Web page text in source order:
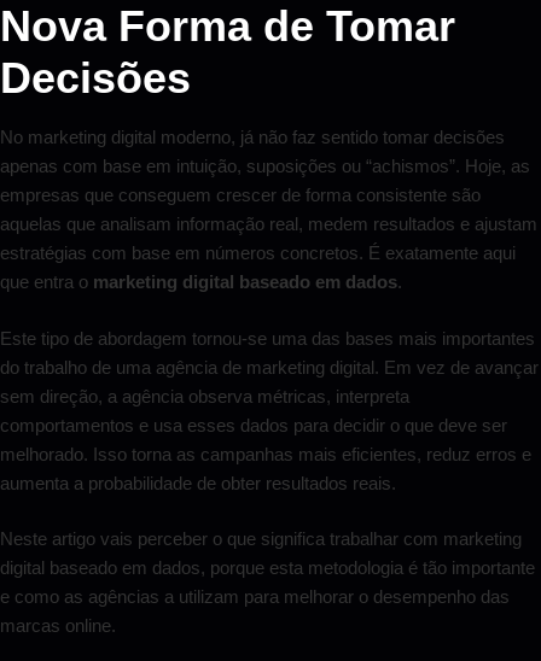
Nova Forma de Tomar
Decisões
No marketing digital moderno, já não faz sentido tomar decisões
apenas com base em intuição, suposições ou “achismos”. Hoje, as
empresas que conseguem crescer de forma consistente são
aquelas que analisam informação real, medem resultados e ajustam
estratégias com base em números concretos. É exatamente aqui
que entra o marketing digital baseado em dados.
Este tipo de abordagem tornou-se uma das bases mais importantes
do trabalho de uma agência de marketing digital. Em vez de avançar
sem direção, a agência observa métricas, interpreta
comportamentos e usa esses dados para decidir o que deve ser
melhorado. Isso torna as campanhas mais eficientes, reduz erros e
aumenta a probabilidade de obter resultados reais.
Neste artigo vais perceber o que significa trabalhar com marketing
digital baseado em dados, porque esta metodologia é tão importante
e como as agências a utilizam para melhorar o desempenho das
marcas online.